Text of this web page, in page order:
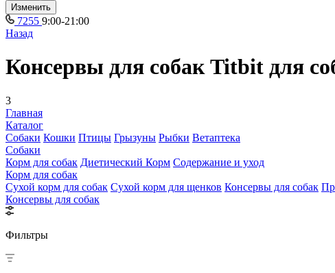
Изменить
7255 9:00-21:00
Назад
Консервы для собак Titbit для
3
Главная
Каталог
Собаки Кошки Птицы Грызуны Рыбки Ветаптека
Собаки
Корм для собак Диетический Корм Содержание и уход
Корм для собак
Сухой корм для собак Сухой корм для щенков Консервы для собак
Консервы для собак
Фильтры